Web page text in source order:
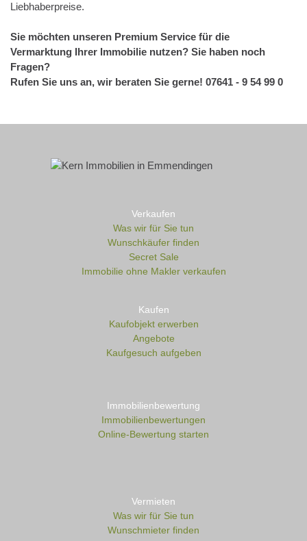
Liebhaberpreise.
Sie möchten unseren Premium Service für die
Vermarktung Ihrer Immobilie nutzen? Sie haben noch
Fragen?
Rufen Sie uns an, wir beraten Sie gerne! 07641 - 9 54 99 0
Verkaufen
Was wir für Sie tun
Wunschkäufer finden
Secret Sale
Immobilie ohne Makler verkaufen
Kaufen
Kaufobjekt erwerben
Angebote
Kaufgesuch aufgeben
Immobilienbewertung
Immobilienbewertungen
Online-Bewertung starten
Vermieten
Was wir für Sie tun
Wunschmieter finden